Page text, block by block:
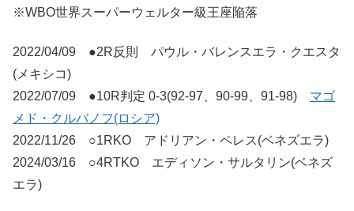
※WBO世界スーパーウェルター級王座陥落
2022/04/09 ●2R反則 パウル・バレンスエラ・クエスタ
(メキシコ)
2022/07/09 ●10R判定 0-3(92-97、90-99、91-98) マゴ
メド・クルバノフ(ロシア)
2022/11/26 ○1RKO アドリアン・ペレス(ベネズエラ)
2024/03/16 ○4RTKO エディソン・サルタリン(ベネズ
エラ)